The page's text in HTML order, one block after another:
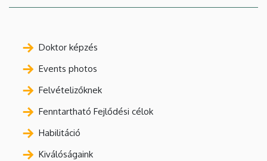
Doktor képzés
Events photos
Felvételizőknek
Fenntartható Fejlődési célok
Habilitáció
Kiválóságaink